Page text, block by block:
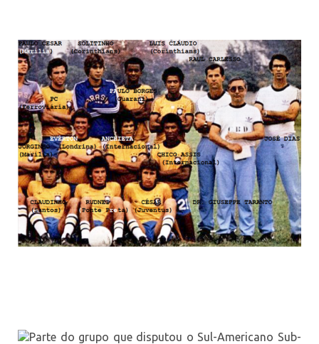
Parte do grupo que disputou o Sul-Americano Sub-